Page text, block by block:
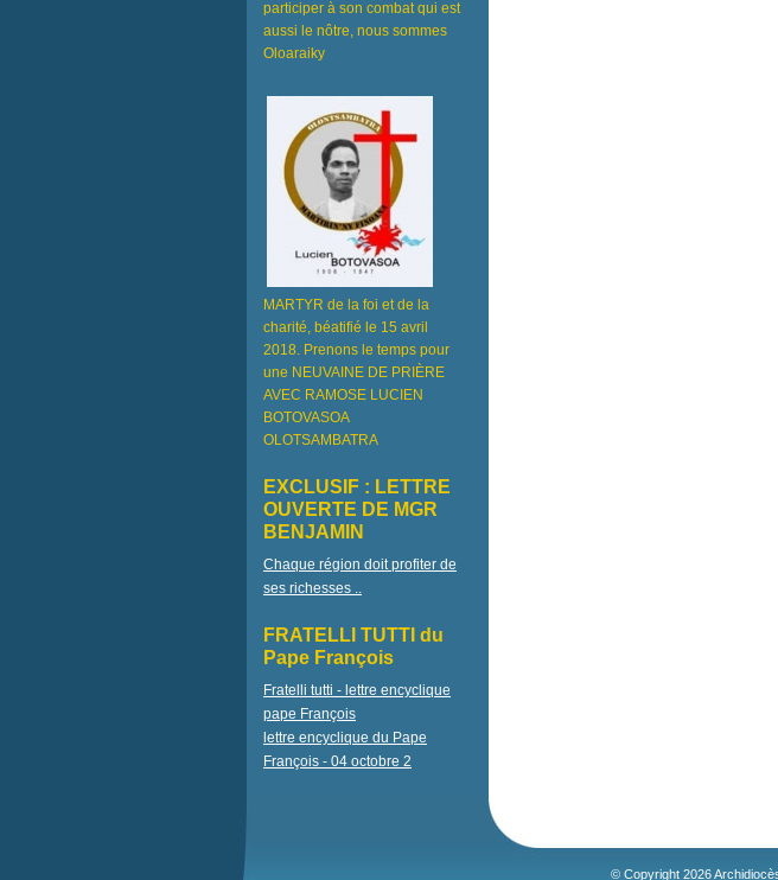
participer à son combat qui est
aussi le nôtre, nous sommes
Oloaraiky
MARTYR de la foi et de la
charité, béatifié le 15 avril
2018. Prenons le temps pour
une NEUVAINE DE PRIÈRE
AVEC RAMOSE LUCIEN
BOTOVASOA
OLOTSAMBATRA
EXCLUSIF : LETTRE
OUVERTE DE MGR
BENJAMIN
Chaque région doit profiter de
ses richesses ..
FRATELLI TUTTI du
Pape François
Fratelli tutti - lettre encyclique
pape François
lettre encyclique du Pape
François - 04 octobre 2
© Copyright 2026